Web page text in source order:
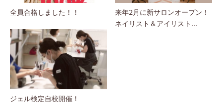
全員合格しました！！
来年2月に新サロンオープン！
ネイリスト＆アイリスト...
ジェル検定自校開催！